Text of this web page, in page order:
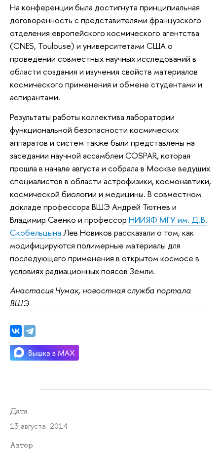
На конференции была достигнута принципиальная
договоренность с представителями французского
отделения европейского космического агентства
(CNES, Toulouse) и университетами США о
проведении совместных научных исследований в
области создания и изучения свойств материалов
космического применения и обмене студентами и
аспирантами.
Результаты работы коллектива лаборатории
функциональной безопасности космических
аппаратов и систем также были представлены на
заседании научной ассамблеи COSPAR, которая
прошла в начале августа и собрала в Москве ведущих
специалистов в области астрофизики, космонавтики,
космической биологии и медицины. В совместном
докладе профессора ВШЭ Андрей Тютнев и
Владимир Саенко и профессор НИИЯФ МГУ им. Д.В.
Скобельцына Лев Новиков рассказали о том, как
модифицируются полимерные материалы для
последующего применения в открытом космосе в
условиях радиационных поясов Земли.
Анастасия Чумак, новостная служба портала
ВШЭ
Дата
13 августа 2014
Автор